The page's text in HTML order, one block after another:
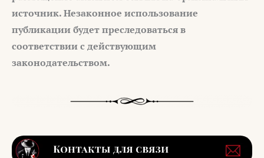
источник. Незаконное использование
публикации будет преследоваться в
соответствии с действующим
законодательством.